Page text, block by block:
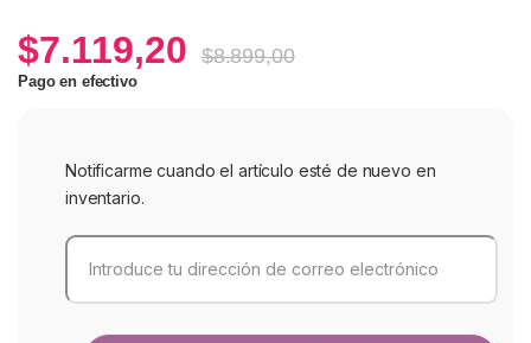
$7.119,20 $8.899,00
Pago en efectivo
Notificarme cuando el artículo esté de nuevo en
inventario.